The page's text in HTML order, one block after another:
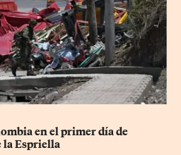
en el primer día de
la Espriella